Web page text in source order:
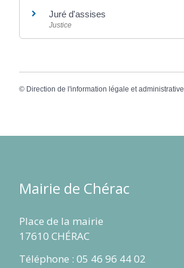
Juré d'assises
Justice
© Direction de l'information légale et administrative
Mairie de Chérac
Place de la mairie
17610 CHÉRAC
Téléphone : 05 46 96 44 02